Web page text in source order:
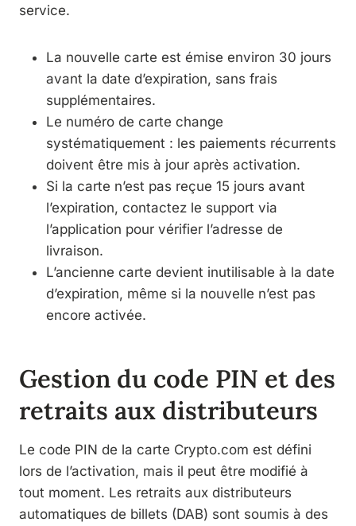
service.
La nouvelle carte est émise environ 30 jours
avant la date d’expiration, sans frais
supplémentaires.
Le numéro de carte change
systématiquement : les paiements récurrents
doivent être mis à jour après activation.
Si la carte n’est pas reçue 15 jours avant
l’expiration, contactez le support via
l’application pour vérifier l’adresse de
livraison.
L’ancienne carte devient inutilisable à la date
d’expiration, même si la nouvelle n’est pas
encore activée.
Gestion du code PIN et des
retraits aux distributeurs
Le code PIN de la carte Crypto.com est défini
lors de l’activation, mais il peut être modifié à
tout moment. Les retraits aux distributeurs
automatiques de billets (DAB) sont soumis à des